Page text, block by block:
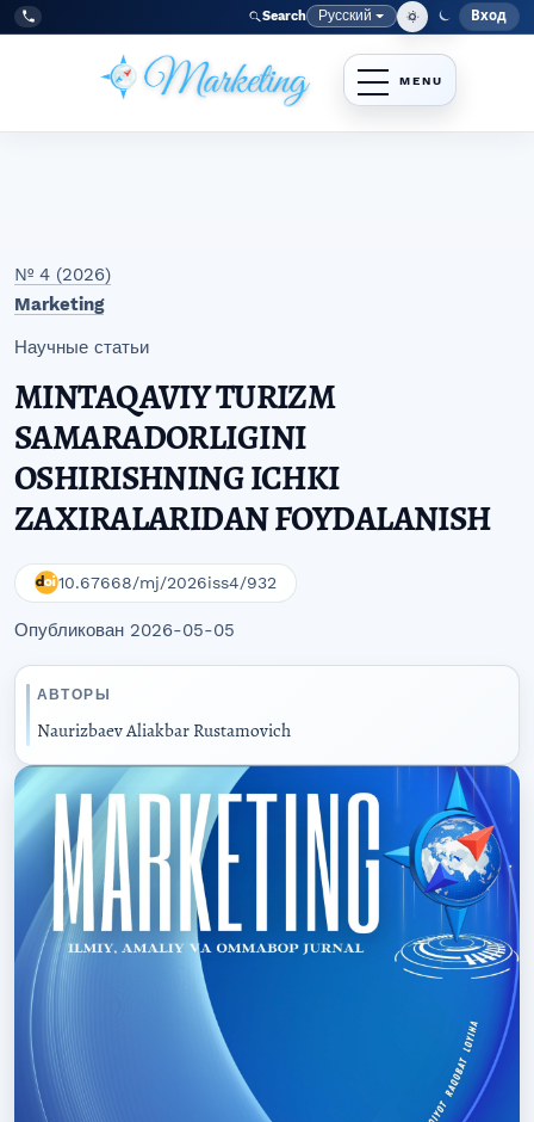
Перейти к главному меню навигации
Перейти к основному контенту
Перейти к нижнему колонтитулу сайта
Tel:
+998977838464 Search Язык
Русский Меню
Вход
№ 4 (2026)
Marketing
Научные статьи
MINTAQAVIY TURIZM
SAMARADORLIGINI
OSHIRISHNING ICHKI
ZAXIRALARIDAN FOYDALANISH
10.67668/mj/2026iss4/932
Опубликован 2026-05-05
АВТОРЫ
Naurizbaev Aliakbar Rustamovich